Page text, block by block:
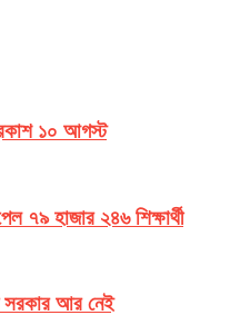
১০ আগস্ট
৭৯ হাজার ২৪৬ শিক্ষার্থী
সরকার আর নেই